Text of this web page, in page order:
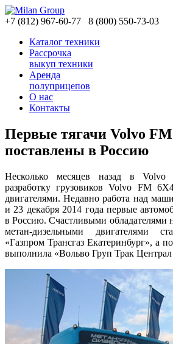
+7 (812) 967-60-77 8 (800) 550-73-03
Каталог техники
Рассрочка
выкуп техники
Аренда
полуприцепов
О нас
Контакты
Первые тягачи Volvo
поставлены в Россию
Несколько месяцев назад в Volvo
разработку грузовиков Volvo FM
двигателями. Недавно работа над
и 23 декабря 2014 года первые
в Россию. Счастливыми обладателями
метан-дизельными двигателями
«Газпром Трансгаз Екатеринбург», а
выполнила «Вольво Груп Трак